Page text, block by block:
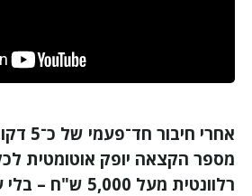
אחרי
מספר הקצאה יופק אוטומטית
רלוונטית מעל